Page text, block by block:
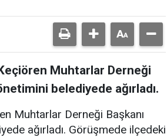
Muhtarlar Derneği
belediyede ağırladı.
Muhtarlar Derneği Başkanı
ağırladı. Görüşmede ilçedeki